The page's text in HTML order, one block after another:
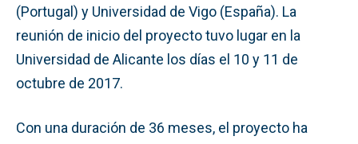
(Portugal) y Universidad de Vigo (España). La
reunión de inicio del proyecto tuvo lugar en la
Universidad de Alicante los días el 10 y 11 de
octubre de 2017.
Con una duración de 36 meses, el proyecto ha